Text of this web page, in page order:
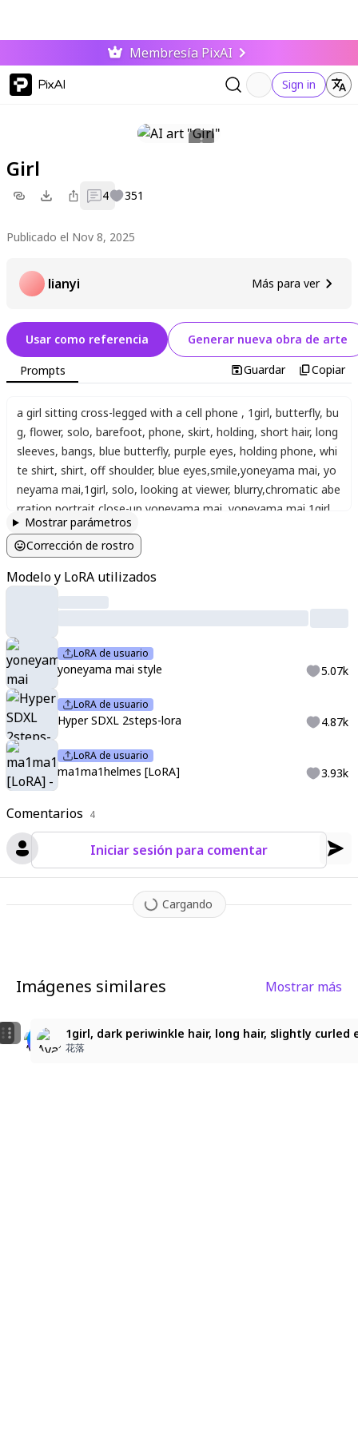
Membresía PixAI
PixAI Sign in
Girl
4 351
Publicado el Nov 8, 2025
lianyi Más para ver
Comentarios 4
Iniciar sesión para comentar
Cargando
Usar como referencia Generar nueva obra de arte
Prompts Guardar Copiar
a girl sitting cross-legged with a cell phone , 1girl, butterfly, bu
g, flower, solo, barefoot, phone, skirt, holding, short hair, long
sleeves, bangs, blue butterfly, purple eyes, holding phone, whi
te shirt, shirt, off shoulder, blue eyes,smile,yoneyama mai, yo
neyama mai,1girl, solo, looking at viewer, blurry,chromatic abe
rration portrait close-up yoneyama mai yoneyama mai 1girl
solo, looking at viewer
ose-up,xxx667_illu
Mostrar parámetros
Corrección de rostro
Modelo y LoRA utilizados
LoRA de usuario
yoneyama mai style 5.07k
LoRA de usuario
Hyper SDXL 2steps-lora 4.87k
LoRA de usuario
ma1ma1helmes [LoRA] 3.93k
Imágenes similares Mostrar más
りんご
ネモフィラ
ろくろー
1girl, dark periwinkle hair, long hair, slightly
花落